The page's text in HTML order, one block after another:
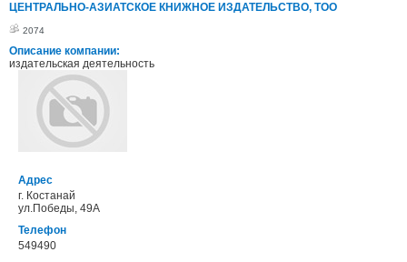
ЦЕНТРАЛЬНО-АЗИАТСКОЕ КНИЖНОЕ ИЗДАТЕЛЬСТВО, ТОО
2074
Описание компании:
издательская деятельность
Адрес
г. Костанай
ул.Победы, 49А
Телефон
549490